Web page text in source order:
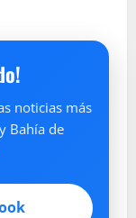
noticias más
Bahía de